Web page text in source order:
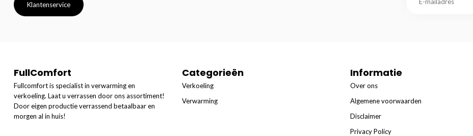
Klantenservice
FullComfort
Fullcomfort is specialist in verwarming en
verkoeling. Laat u verrassen door ons assortiment!
Door eigen productie verrassend betaalbaar en
morgen al in huis!
Categorieën
Verkoeling
Verwarming
Informatie
Over ons
Algemene voorwaarden
Disclaimer
Privacy Policy